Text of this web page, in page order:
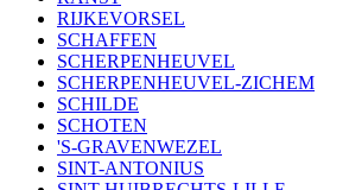
RIJKEVORSEL
SCHAFFEN
SCHERPENHEUVEL
SCHERPENHEUVEL-ZICHEM
SCHILDE
SCHOTEN
'S-GRAVENWEZEL
SINT-ANTONIUS